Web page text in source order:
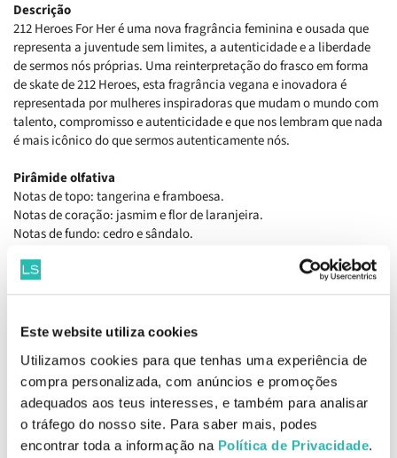
Este website utiliza cookies
Utilizamos cookies para que tenhas uma experiência de
compra personalizada, com anúncios e promoções
adequados aos teus interesses, e também para analisar
o tráfego do nosso site. Para saber mais, podes
encontrar toda a informação na Política de Privacidade.
Descrição
212 Heroes For Her é uma nova fragrância feminina e ousada que
representa a juventude sem limites, a autenticidade e a liberdade
de sermos nós próprias. Uma reinterpretação do frasco em forma
de skate de 212 Heroes, esta fragrância vegana e inovadora é
representada por mulheres inspiradoras que mudam o mundo com
talento, compromisso e autenticidade e que nos lembram que nada
é mais icônico do que sermos autenticamente nós.
Pirâmide olfativa
Notas de topo: tangerina e framboesa.
Notas de coração: jasmim e flor de laranjeira.
Notas de fundo: cedro e sândalo.
Como aplicar
Aplicar numa área aberta e criar uma névoa em redor do corpo
EAN: 8411061996539
Comentários
Produtos Relacionados